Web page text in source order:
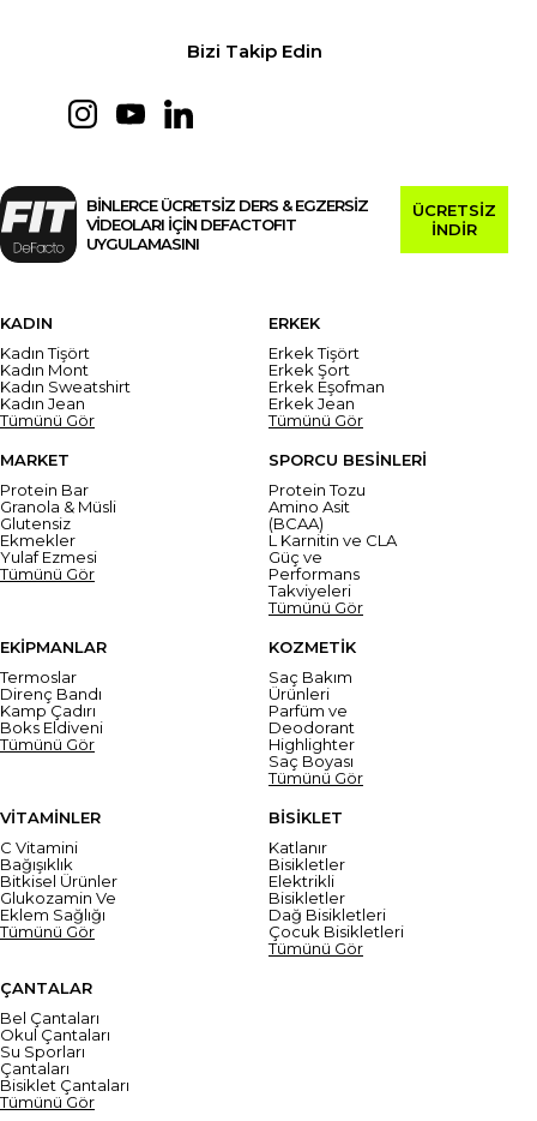
Bizi Takip Edin
BİNLERCE ÜCRETSİZ DERS & EGZERSİZ
VİDEOLARI İÇİN DEFACTOFIT
UYGULAMASINI
ÜCRETSİZ
İNDİR
KADIN
Kadın Tişört
Kadın Mont
Kadın Sweatshirt
Kadın Jean
Tümünü Gör
ERKEK
Erkek Tişört
Erkek Şort
Erkek Eşofman
Erkek Jean
Tümünü Gör
MARKET
Protein Bar
Granola & Müsli
Glutensiz
Ekmekler
Yulaf Ezmesi
Tümünü Gör
SPORCU BESİNLERİ
Protein Tozu
Amino Asit
(BCAA)
L Karnitin ve CLA
Güç ve
Performans
Takviyeleri
Tümünü Gör
EKİPMANLAR
Termoslar
Direnç Bandı
Kamp Çadırı
Boks Eldiveni
Tümünü Gör
KOZMETİK
Saç Bakım
Ürünleri
Parfüm ve
Deodorant
Highlighter
Saç Boyası
Tümünü Gör
VİTAMİNLER
C Vitamini
Bağışıklık
Bitkisel Ürünler
Glukozamin Ve
Eklem Sağlığı
Tümünü Gör
BİSİKLET
Katlanır
Bisikletler
Elektrikli
Bisikletler
Dağ Bisikletleri
Çocuk Bisikletleri
Tümünü Gör
ÇANTALAR
Bel Çantaları
Okul Çantaları
Su Sporları
Çantaları
Bisiklet Çantaları
Tümünü Gör